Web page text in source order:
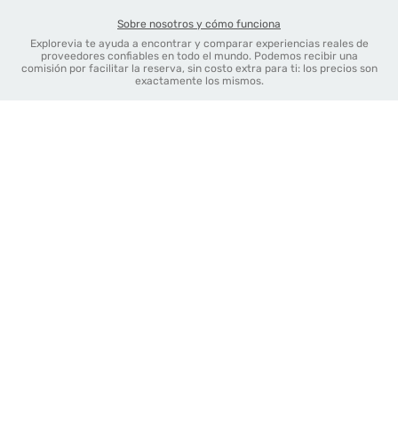
Sobre nosotros y cómo funciona
Explorevia te ayuda a encontrar y comparar experiencias reales de
proveedores confiables en todo el mundo. Podemos recibir una
comisión por facilitar la reserva, sin costo extra para ti: los precios son
exactamente los mismos.